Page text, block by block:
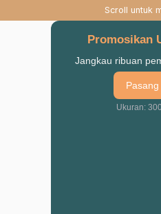
Scroll untuk
Promosikan
Jangkau ribuan
Pasang
Ukuran: